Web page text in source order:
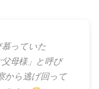
び慕っていた
母様」と呼び
ら逃げ回って